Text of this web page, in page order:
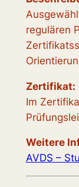
regulären
Zertifikat:
Im
Weitere
AVDS –